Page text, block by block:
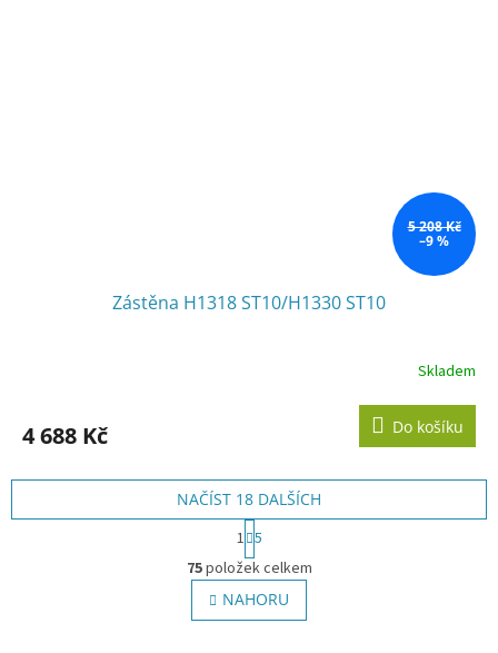
5 208 Kč
–9 %
Zástěna H1318 ST10/H1330 ST10
Skladem
4 688 Kč Do košíku
O
v
l
á
NAČÍST 18 DALŠÍCH
S
t
r
á
n
k
1 5
75položek celkem
NAHORU